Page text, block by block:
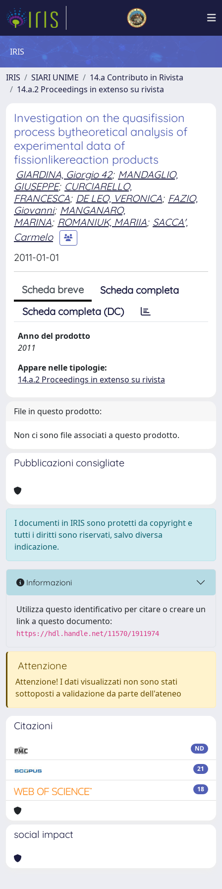
IRIS
IRIS SIARI UNIME
14.a Contributo in Rivista
14.a.2 Proceedings in extenso su rivista
Investigation on the quasifission
process bytheoretical analysis of
experimental data of
fissionlikereaction products
GIARDINA, Giorgio 42; MANDAGLIO,
GIUSEPPE; CURCIARELLO,
FRANCESCA; DE LEO, VERONICA; FAZIO,
Giovanni; MANGANARO,
MARINA; ROMANIUK, MARIIA; SACCA',
Carmelo
2011-01-01
Scheda breve
Scheda completa
Scheda completa (DC)
Anno del prodotto
2011
Appare nelle tipologie:
14.a.2 Proceedings in extenso su rivista
File in questo prodotto:
Non ci sono file associati a questo prodotto.
Pubblicazioni consigliate
I documenti in IRIS sono protetti da copyright e
tutti i diritti sono riservati, salvo diversa
indicazione.
Informazioni
Utilizza questo identificativo per citare o creare un
link a questo documento:
https://hdl.handle.net/11570/1911974
Attenzione
Attenzione! I dati visualizzati non sono stati
sottoposti a validazione da parte dell'ateneo
Citazioni
ND
21
18
social impact